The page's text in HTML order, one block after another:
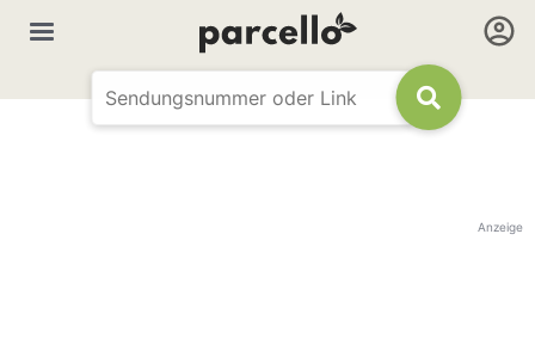
Anzeige